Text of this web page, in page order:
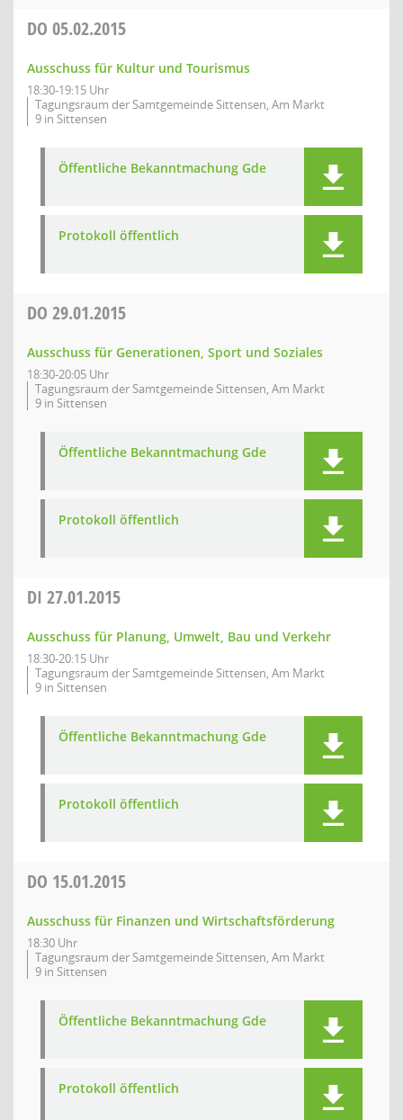
DO 05.02.2015
Ausschuss für Kultur und Tourismus
18:30-19:15 Uhr
Tagungsraum der Samtgemeinde Sittensen, Am Markt
9 in Sittensen
Öffentliche Bekanntmachung Gde
Protokoll öffentlich
DO 29.01.2015
Ausschuss für Generationen, Sport und Soziales
18:30-20:05 Uhr
Tagungsraum der Samtgemeinde Sittensen, Am Markt
9 in Sittensen
Öffentliche Bekanntmachung Gde
Protokoll öffentlich
DI 27.01.2015
Ausschuss für Planung, Umwelt, Bau und Verkehr
18:30-20:15 Uhr
Tagungsraum der Samtgemeinde Sittensen, Am Markt
9 in Sittensen
Öffentliche Bekanntmachung Gde
Protokoll öffentlich
DO 15.01.2015
Ausschuss für Finanzen und Wirtschaftsförderung
18:30 Uhr
Tagungsraum der Samtgemeinde Sittensen, Am Markt
9 in Sittensen
Öffentliche Bekanntmachung Gde
Protokoll öffentlich